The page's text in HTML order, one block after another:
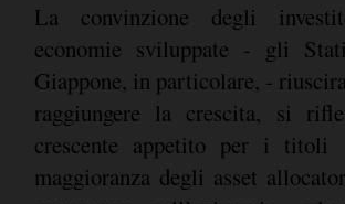
La convinzione degli
economie sviluppate - gli
Giappone, in particolare, -
raggiungere la crescita, si
crescente appetito per i titoli
maggioranza degli asset